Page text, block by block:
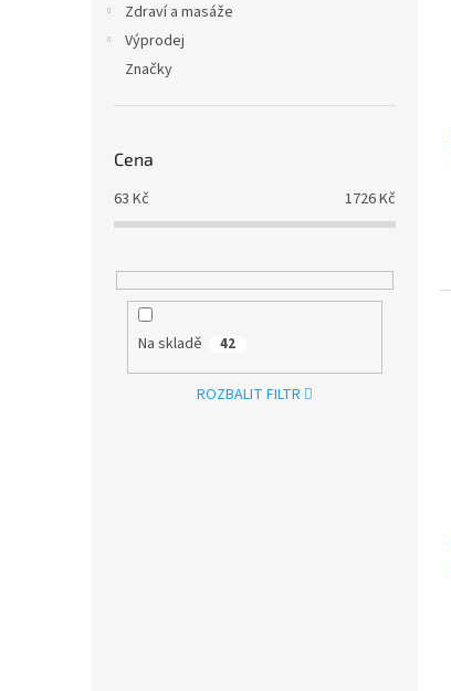
Zdraví a masáže
Výprodej
Značky
Cena
63 Kč 1726Kč
Na skladě 42
ROZBALIT FILTR